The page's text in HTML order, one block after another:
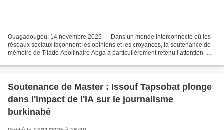
Ouagadougou, 14 novembre 2025 — Dans un monde interconnecté où les
réseaux sociaux façonnent les opinions et les croyances, la soutenance de
mémoire de Tilado Apollinaire Abga a particulièrement retenu l’attention. Ce
Soutenance de Master : Issouf Tapsobat plonge
dans l'impact de l'IA sur le journalisme
burkinabè